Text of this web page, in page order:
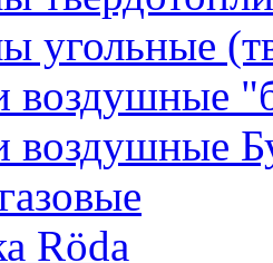
угольные
воздушные
воздушные
Rӧda